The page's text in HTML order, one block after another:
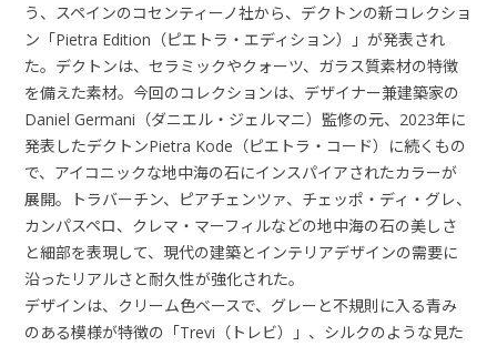
う、スペインのコセンティーノ社から、デクトンの新コレクショ
ン「Pietra Edition（ピエトラ・エディション）」が発表され
た。デクトンは、セラミックやクォーツ、ガラス質素材の特徴
を備えた素材。今回のコレクションは、デザイナー兼建築家の
Daniel Germani（ダニエル・ジェルマニ）監修の元、2023年に
発表したデクトンPietra Kode（ピエトラ・コード）に続くもの
で、アイコニックな地中海の石にインスパイアされたカラーが
展開。トラバーチン、ピアチェンツァ、チェッポ・ディ・グレ、
カンパスペロ、クレマ・マーフィルなどの地中海の石の美しさ
と細部を表現して、現代の建築とインテリアデザインの需要に
沿ったリアルさと耐久性が強化された。
デザインは、クリーム色ベースで、グレーと不規則に入る青み
のある模様が特徴の「Trevi（トレビ）」、シルクのような見た